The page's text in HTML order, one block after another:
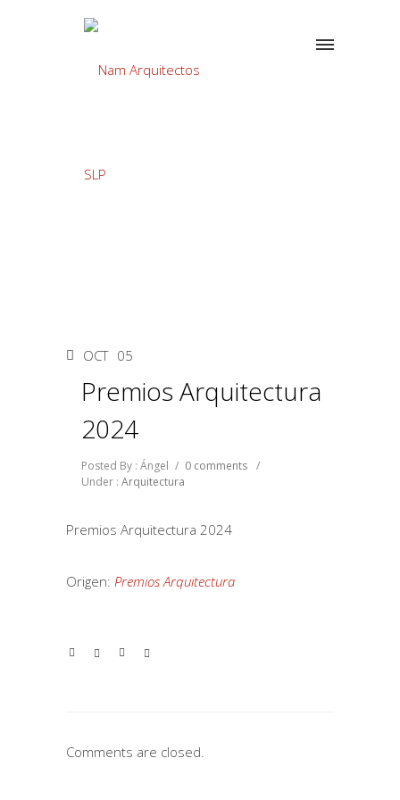
OCT 05
Premios Arquitectura
2024
Posted By : Ángel / 0 comments /
Under : Arquitectura
Premios Arquitectura 2024
Origen: Premios Arquitectura
Comments are closed.